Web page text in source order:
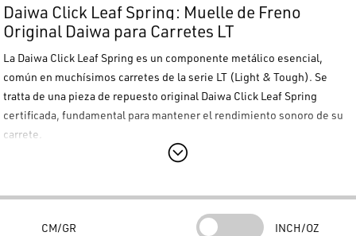
Daiwa Click Leaf Spring: Muelle de Freno
Original Daiwa para Carretes LT
La Daiwa Click Leaf Spring es un componente metálico esencial,
común en muchísimos carretes de la serie LT (Light & Tough). Se
tratta de una pieza de repuesto original Daiwa Click Leaf Spring
certificada, fundamental para mantener el rendimiento sonoro de su
carrete.
Click Leaf Spring
es generar el clásico sonido metálico ("clic") cuando
CM/GR INCH/OZ